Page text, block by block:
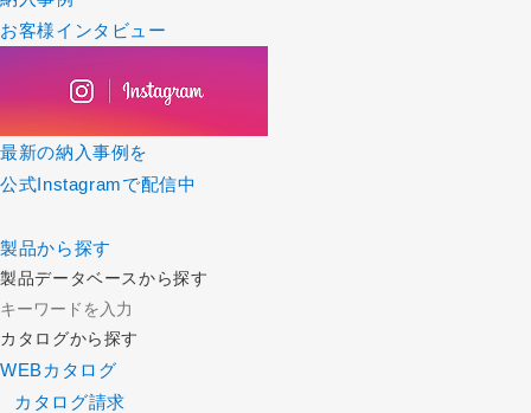
お客様インタビュー
最新の納入事例を
公式Instagramで配信中
製品から探す
製品データベースから探す
カタログから探す
WEBカタログ
カタログ請求